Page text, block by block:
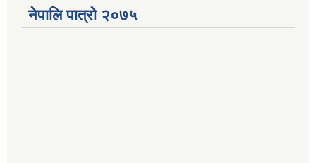
नेपालि पात्रो २०७५